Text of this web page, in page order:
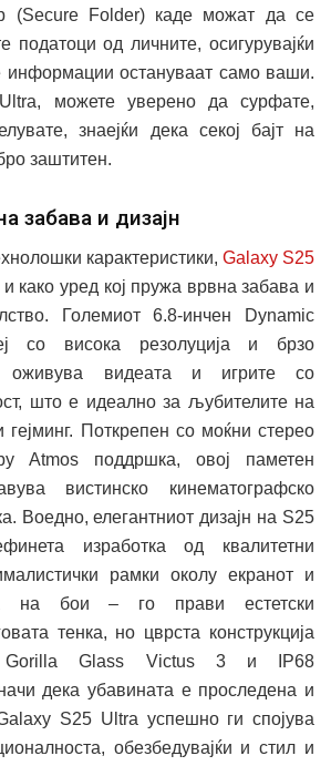
(Secure Folder) каде можат да се
податоци од личните, осигурувајќи
информации остануваат само ваши.
можете уверено да сурфате,
знаејќи дека секој бајт на
заштитен.
забава и дизајн
карактеристики, Galaxy S25
и како уред кој пружа врвна забава и
Големиот 6.8-инчен Dynamic
со висока резолуција и брзо
оживува видеата и игрите со
што е идеално за љубителите на
Поткрепен со моќни стерео
Atmos поддршка, овој паметен
вистинско кинематографско
Воедно, елегантниот дизајн на S25
изработка од квалитетни
рамки околу екранот и
на бои – го прави естетски
тенка, но цврста конструкција
Gorilla Glass Victus 3 и IP68
дека убавината е проследена и
S25 Ultra успешно ги спојува
обезбедувајќи и стил и